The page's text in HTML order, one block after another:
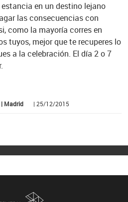
en un destino lejano
las consecuencias con
como la mayoría corres en
tuyos, mejor que te recuperes lo
a la celebración. El día 2 o 7
Madrid | 25/12/2015